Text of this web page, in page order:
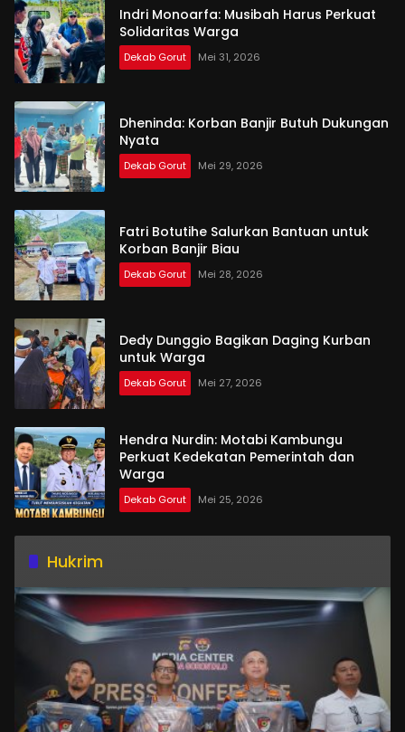
Indri Monoarfa: Musibah Harus Perkuat
Solidaritas Warga
Dekab Gorut Mei 31, 2026
Dheninda: Korban Banjir Butuh Dukungan
Nyata
Dekab Gorut Mei 29, 2026
Fatri Botutihe Salurkan Bantuan untuk
Korban Banjir Biau
Dekab Gorut Mei 28, 2026
Dedy Dunggio Bagikan Daging Kurban
untuk Warga
Dekab Gorut Mei 27, 2026
Hendra Nurdin: Motabi Kambungu
Perkuat Kedekatan Pemerintah dan
Warga
Dekab Gorut Mei 25, 2026
Hukrim